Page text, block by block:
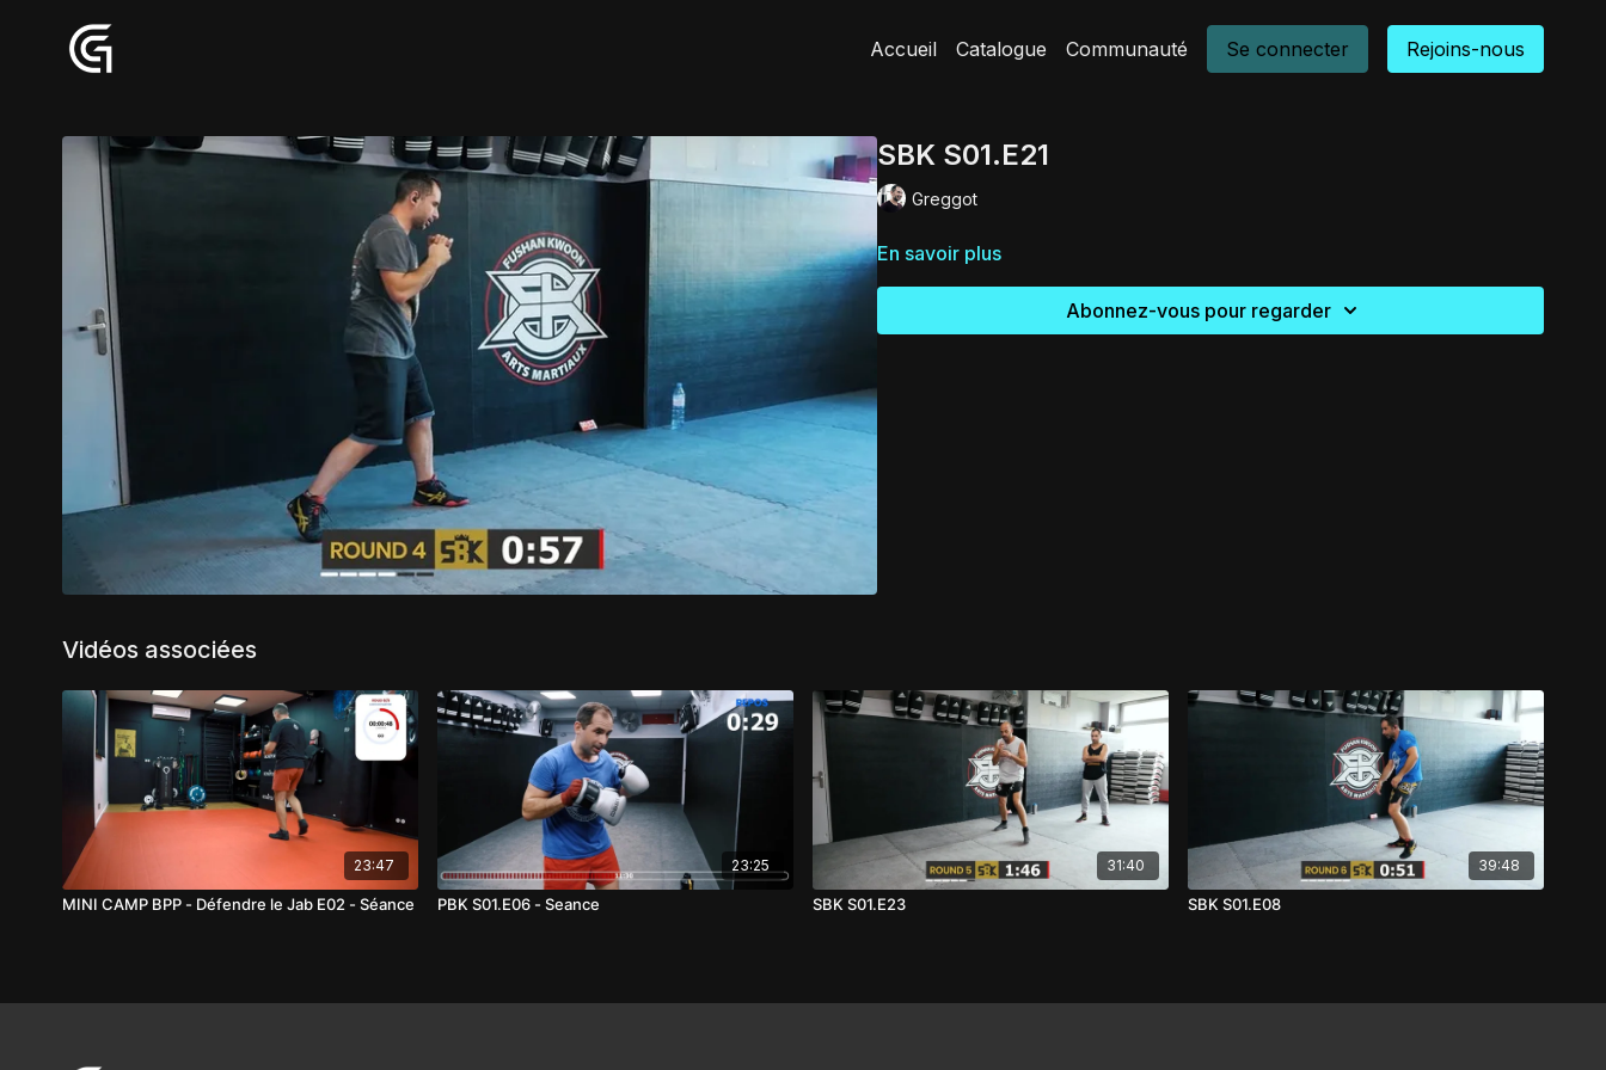
Accueil Catalogue Communauté Se connecter Rejoins-nous
SBK S01.E21
Greggot
En savoir plus
Abonnez-vous pour regarder
Vidéos associées
23:47
MINI CAMP BPP - Défendre le Jab E02 - Séance
23:25
PBK S01.E06 - Seance
31:40
SBK S01.E23
39:48
SBK S01.E08